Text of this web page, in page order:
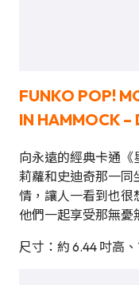
FUNKO POP!
IN HAMMOCK –
向永遠的經典卡通《
莉蘿和史迪奇那一同
情，讓人一看到也很
他們一起享受那無憂
尺寸：約 6.44 吋高